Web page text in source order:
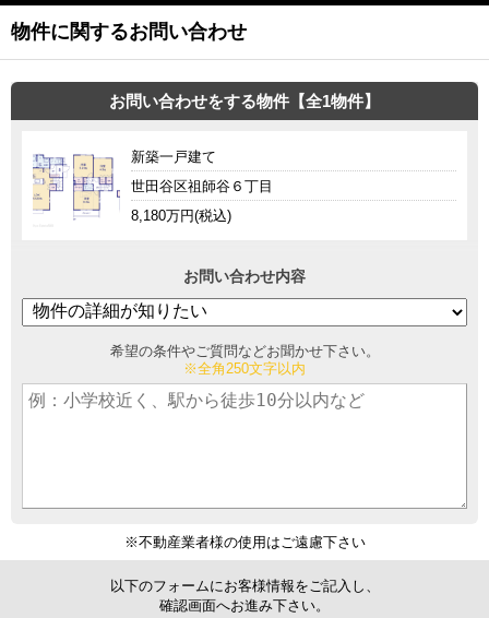
物件に関するお問い合わせ
お問い合わせをする物件【全1物件】
新築一戸建て
世田谷区祖師谷６丁目
8,180万円(税込)
お問い合わせ内容
希望の条件やご質問などお聞かせ下さい。
※全角250文字以内
※不動産業者様の使用はご遠慮下さい
以下のフォームにお客様情報をご記入し、
確認画面へお進み下さい。